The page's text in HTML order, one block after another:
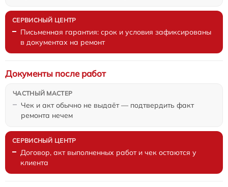
Письменная гарантия: срок и условия зафиксированы
в документах на ремонт
Чек и акт обычно не выдаёт — подтвердить факт
ремонта нечем
Документы после работ
Договор, акт выполненных работ и чек остаются у
клиента